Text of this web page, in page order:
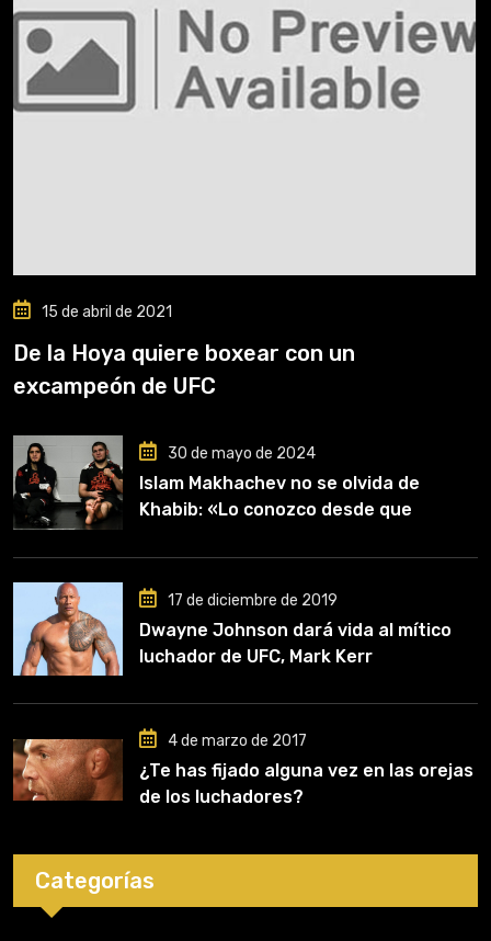
15 de abril de 2021
De la Hoya quiere boxear con un
excampeón de UFC
30 de mayo de 2024
Islam Makhachev no se olvida de
Khabib: «Lo conozco desde que
clave en mi carrera»
17 de diciembre de 2019
Dwayne Johnson dará vida al mítico
luchador de UFC, Mark Kerr
4 de marzo de 2017
¿Te has fijado alguna vez en las orejas
de los luchadores?
Categorías